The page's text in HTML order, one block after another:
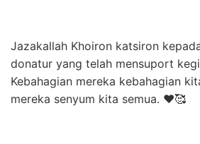
Jazakallah Khoiron katsiron
donatur yang telah mensuport
Kebahagian mereka kebahagian
mereka senyum kita semua. ❤️🥰